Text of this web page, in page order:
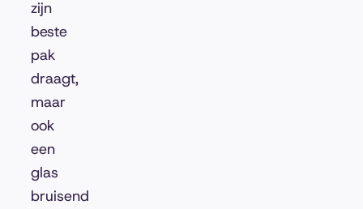
zijn
beste
pak
draagt,
maar
ook
een
glas
bruisend